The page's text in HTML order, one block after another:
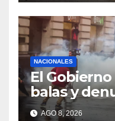
NACIONALES
El
balas y
protesta
AGO 8, 2026